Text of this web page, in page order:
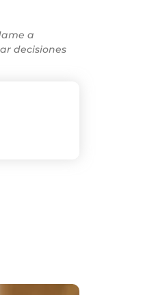
a
decisiones